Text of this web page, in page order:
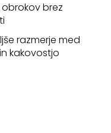
obrokov brez
razmerje med
kakovostjo